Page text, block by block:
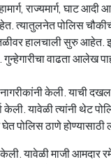
राज्यमार्ग, घाट
त्यातुलनेत पोलिस
हालचाली सुरु आहेत.
वाढता आलेख
केली. याची दखल
यावेळी त्यांनी थेट
पोलिस ठाणे होण्यासाठी
यावेळी माजी आमदार